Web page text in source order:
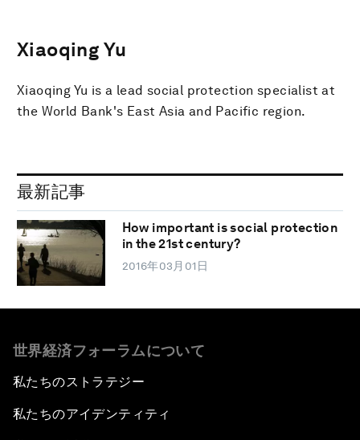
Xiaoqing Yu
Xiaoqing Yu is a lead social protection specialist at
the World Bank's East Asia and Pacific region.
最新記事
How important is social protection
in the 21st century?
2016年03月01日
世界経済フォーラムについて
私たちのストラテジー
私たちのアイデンティティ